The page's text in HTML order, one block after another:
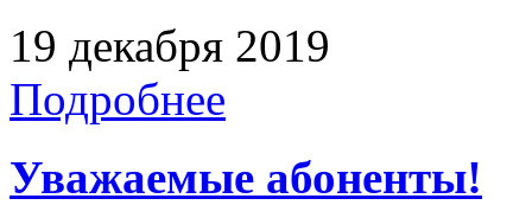
19 декабря 2019
Подробнее
Уважаемые абоненты!